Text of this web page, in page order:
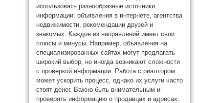
использовать разнообразные источники
информации: объявления в интернете, агентства
недвижимости, рекомендации друзей и
знакомых. Каждое из направлений имеет свои
плюсы и минусы. Например, объявления на
специализированных сайтах могут предлагать
широкий выбор, но иногда возникают сложности
с проверкой информации. Работа с риэлтором
может ускорить процесс, однако их услуги часто
стоят денег. Важно быть внимательным и
проверять информацию о продавцах и адресах.